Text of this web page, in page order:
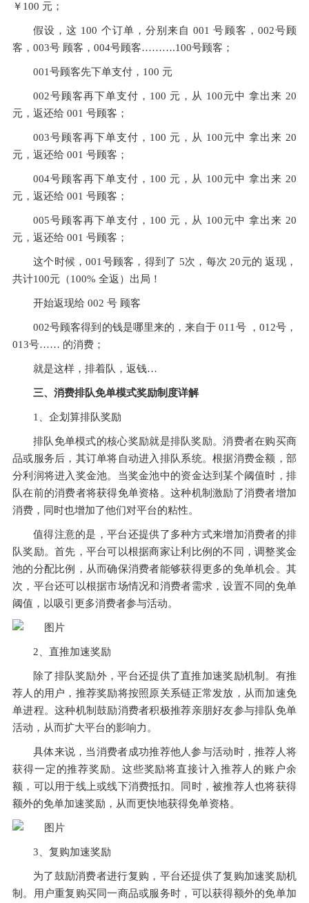
￥100 元；
假设，这 100 个订单，分别来自 001 号顾客，002号顾
客，003号 顾客，004号顾客……….100号顾客；
001号顾客先下单支付，100 元
002号顾客再下单支付，100 元，从 100元中 拿出来 20
元，返还给 001 号顾客；
003号顾客再下单支付，100 元，从 100元中 拿出来 20
元，返还给 001 号顾客；
004号顾客再下单支付，100 元，从 100元中 拿出来 20
元，返还给 001 号顾客；
005号顾客再下单支付，100 元，从 100元中 拿出来 20
元，返还给 001 号顾客；
这个时候，001号顾客，得到了 5次，每次 20元的 返现，
共计100元（100% 全返）出局！
开始返现给 002 号 顾客
002号顾客得到的钱是哪里来的，来自于 011号 ，012号，
013号…… 的消费；
就是这样，排着队，返钱…
三、消费排队免单模式奖励制度详解
1、企划算排队奖励
排队免单模式的核心奖励就是排队奖励。消费者在购买商
品或服务后，其订单将自动进入排队系统。根据消费金额，部
分利润将进入奖金池。当奖金池中的资金达到某个阈值时，排
队在前的消费者将获得免单资格。这种机制激励了消费者增加
消费，同时也增加了他们对平台的粘性。
值得注意的是，平台还提供了多种方式来增加消费者的排
队奖励。首先，平台可以根据商家让利比例的不同，调整奖金
池的分配比例，从而确保消费者能够获得更多的免单机会。其
次，平台还可以根据市场情况和消费者需求，设置不同的免单
阈值，以吸引更多消费者参与活动。
2、直推加速奖励
除了排队奖励外，平台还提供了直推加速奖励机制。有推
荐人的用户，推荐奖励将按照原关系链正常发放，从而加速免
单进程。这种机制鼓励消费者积极推荐亲朋好友参与排队免单
活动，从而扩大平台的影响力。
具体来说，当消费者成功推荐他人参与活动时，推荐人将
获得一定的推荐奖励。这些奖励将直接计入推荐人的账户余
额，可以用于线上或线下消费抵扣。同时，被推荐人也将获得
额外的免单加速奖励，从而更快地获得免单资格。
3、复购加速奖励
为了鼓励消费者进行复购，平台还提供了复购加速奖励机
制。用户重复购买同一商品或服务时，可以获得额外的免单加